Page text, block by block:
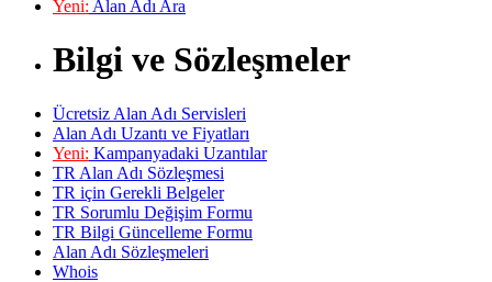
Yeni: Alan Adı Ara
Bilgi ve Sözleşmeler
Ücretsiz Alan Adı Servisleri
Alan Adı Uzantı ve Fiyatları
Yeni: Kampanyadaki Uzantılar
TR Alan Adı Sözleşmesi
TR için Gerekli Belgeler
TR Sorumlu Değişim Formu
TR Bilgi Güncelleme Formu
Alan Adı Sözleşmeleri
Whois